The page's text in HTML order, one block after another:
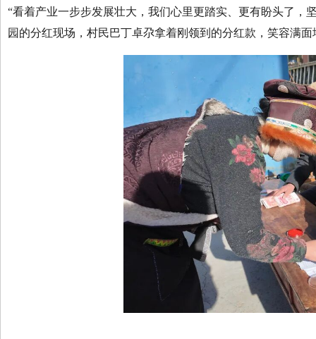
“看着产业一步步发展壮大，我们心里更踏实、更有盼头了，
园的分红现场，村民巴丁卓尕拿着刚领到的分红款，笑容满面